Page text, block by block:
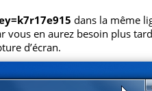
dans la même
vous en aurez besoin plus
d’écran.